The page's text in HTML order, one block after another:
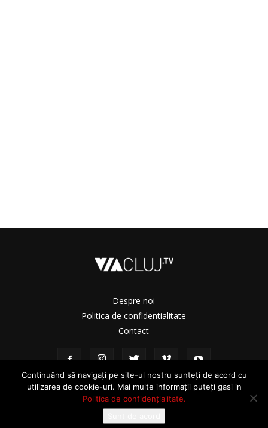
Despre noi
Politica de confidentialitate
Contact
© ViaCluj.TV 2025
Continuând să navigați pe site-ul nostru sunteți de acord cu
utilizarea de cookie-uri. Mai multe informații puteți gasi in
Politica de confidențialitate.